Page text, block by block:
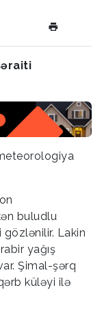
buludlu
gözlənilir. Lakin
yağış
Şimal-şərq
küləyi ilə